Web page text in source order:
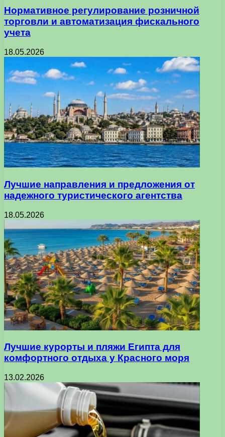
Нормативное регулирование розничной
торговли и автоматизация фискального
учета
18.05.2026
Лучшие направления и предложения от
надежного туристического агентства
18.05.2026
Лучшие курорты и пляжи Египта для
комфортного отдыха у Красного моря
13.02.2026